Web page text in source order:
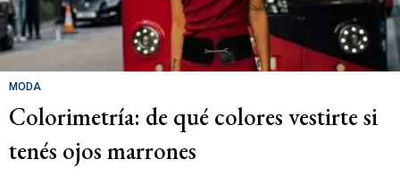
MODA
Colorimetría: de qué colores vestirte si
tenés ojos marrones